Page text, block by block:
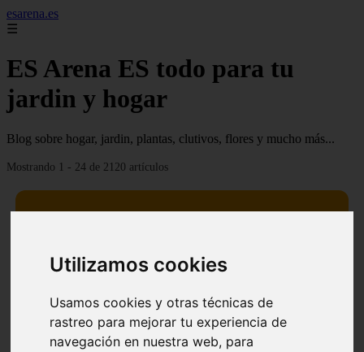
Utilizamos cookies
Usamos cookies y otras técnicas de
rastreo para mejorar tu experiencia de
navegación en nuestra web, para
esarena.es
☰
ES Arena ES todo para tu
jardin y hogar
Blog sobre hogar, jardin, plantas, clutivos, flores y mucho más...
Mostrando 1 - 24 de 2120 artículos
defendible